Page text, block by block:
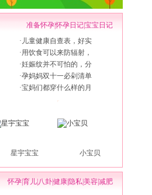
准备怀孕|怀孕日记|宝宝日记
· 儿童健康自查表，好实
·用饮食可以来防辐射，
·妊娠纹并不可怕的，分
·孕妈妈双十一必剁清单
·宝妈们都穿什么样的月
星宇宝宝 小宝贝
怀孕|育儿| 八卦|健康| 隐私|美容|减肥